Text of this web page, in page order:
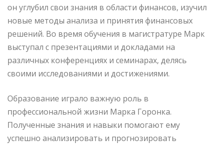
он углубил свои знания в области финансов, изучил
новые методы анализа и принятия финансовых
решений. Во время обучения в магистратуре Марк
выступал с презентациями и докладами на
различных конференциях и семинарах, делясь
своими исследованиями и достижениями.
Образование играло важную роль в
профессиональной жизни Марка Горонка.
Полученные знания и навыки помогают ему
успешно анализировать и прогнозировать